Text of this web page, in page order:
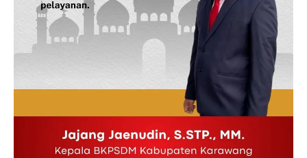
Disclaimer
Kontak Kami
Redaksi
Pedoman Media Siber
Tentang Kami
Indeks Berita